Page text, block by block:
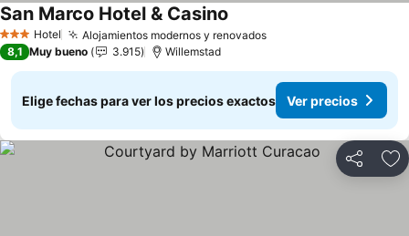
3 Estrellas
Hotel Alojamientos modernos y renovadosVer precios
San Marco Hotel & Casino
8,1 Muy bueno 3.915 Willemstad
Elige fechas para ver los precios exactos Ver precios
Compartir